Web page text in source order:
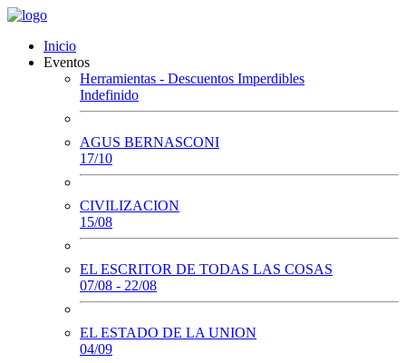
Inicio
Eventos
Herramientas - Descuentos Imperdibles
Indefinido
AGUS BERNASCONI
17/10
CIVILIZACION
15/08
EL ESCRITOR DE TODAS LAS COSAS
07/08 - 22/08
EL ESTADO DE LA UNION
04/09